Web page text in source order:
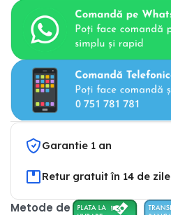
Garantie 1 an
Retur gratuit în 14 de zile
Metode de